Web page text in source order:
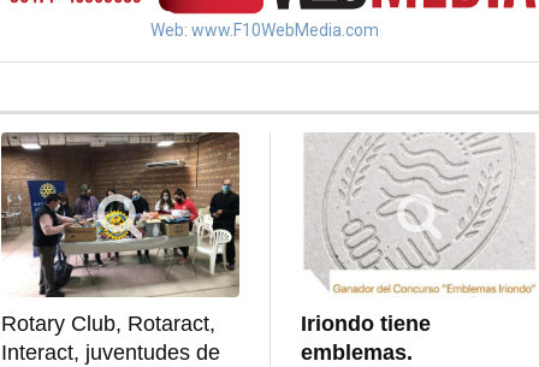
Web: www.F10WebMedia.com
Rotary Club, Rotaract,
Interact, juventudes de
Iriondo tiene
emblemas.